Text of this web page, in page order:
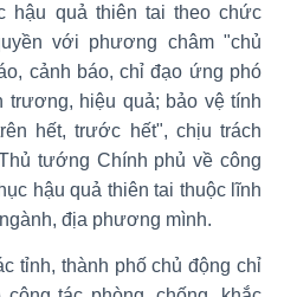
hậu quả thiên tai theo chức
với phương châm "chủ
cảnh báo, chỉ đạo ứng phó
trương, hiệu quả; bảo vệ tính
hết, trước hết", chịu trách
tướng Chính phủ về công
hậu quả thiên tai thuộc lĩnh
địa phương mình.
tỉnh, thành phố chủ động chỉ